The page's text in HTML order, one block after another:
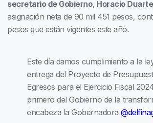
secretario de Gobierno, Horacio Duarte
asignación neta de 90 mil 451 pesos,
pesos que están vigentes este año.
Este día damos cumplimiento a la
entrega del Proyecto de
Egresos para el Ejercicio Fiscal
primero del Gobierno de la
encabeza la Gobernadora